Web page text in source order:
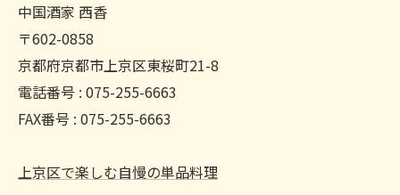
中国酒家 西香
〒602-0858
京都府京都市上京区東桜町21-8
電話番号 : 075-255-6663
FAX番号 : 075-255-6663
上京区で楽しむ自慢の単品料理